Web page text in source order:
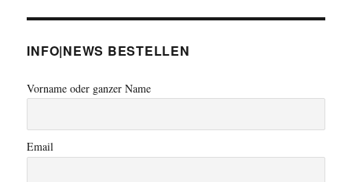
INFO|NEWS BESTELLEN
Vorname oder ganzer Name
Email